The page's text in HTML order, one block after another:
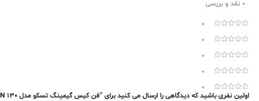
0 نقد و بررسی
0
0
0
0
0
اولین نفری باشید که دیدگاهی را ارسال می کنید برای “فن کیس گیمینگ تسکو مدل GFAN 130”